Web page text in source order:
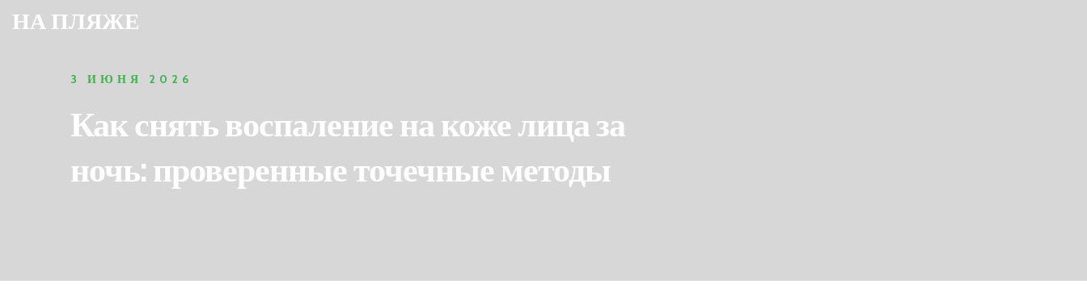
НА ПЛЯЖЕ
3 ИЮНЯ 2026
Как снять воспаление на коже лица за
ночь: проверенные точечные методы